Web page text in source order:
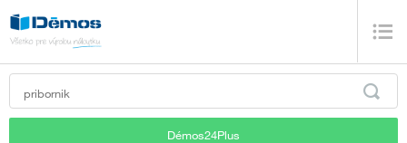
Démos24Plus